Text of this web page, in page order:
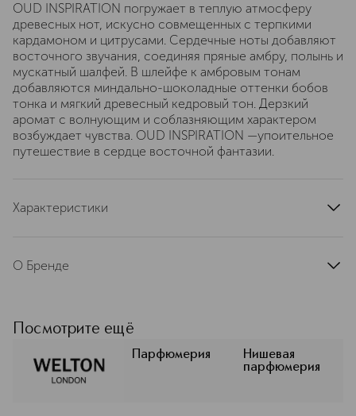
OUD INSPIRATION погружает в теплую атмосферу
древесных нот, искусно совмещенных с терпкими
кардамоном и цитрусами. Сердечные ноты добавляют
восточного звучания, соединяя пряные амбру, полынь и
мускатный шалфей. В шлейфе к амбровым тонам
добавляются миндально-шоколадные оттенки бобов
тонка и мягкий древесный кедровый тон. Дерзкий
аромат с волнующим и соблазняющим характером
возбуждает чувства. OUD INSPIRATION —упоительное
путешествие в сердце восточной фантазии.
Характеристики
артикул
О Бренде
английского парфюмерного дома
WELTON LONDON. Коллекция
состоит из ароматов, воплотивших в
себе любовь к путешествиям,
Посмотрите ещё
Парфюмерия
Нишевая
парфюмерия